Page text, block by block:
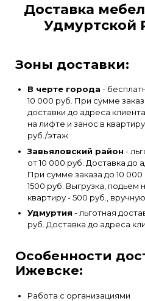
Доставка
Удмуртской
Зоны доставки:
В черте города -
10 000 руб. При сумме
доставки до адреса
на лифте и занос в
руб./этаж
Завьяловский район -
от 10 000 руб. Доставка до
При сумме заказа до 10
1500 руб. Выгрузка, подьем
квартиру - 500 руб.,
Удмуртия - льготная
руб. Доставка до адреса
Особенности
Ижевске:
Работа с организациями